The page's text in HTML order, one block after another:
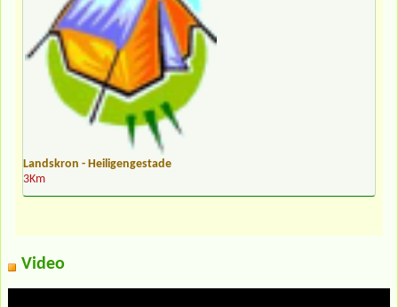
Landskron - Heiligengestade
3Km
Video